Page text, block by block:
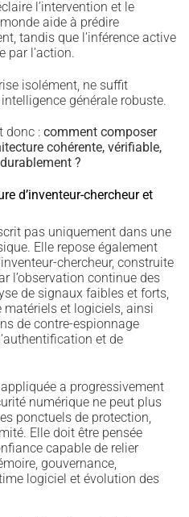
l’intervention et le
aide à prédire
tandis que l’inférence active
par l’action.
isolément, ne suffit
générale robuste.
donc : comment composer
cohérente, vérifiable,
?
d’inventeur-chercheur et
pas uniquement dans une
Elle repose également
chercheur, construite
l’observation continue des
de signaux faibles et forts,
matériels et logiciels, ainsi
de contre-espionnage
et de
a progressivement
numérique ne peut plus
ponctuels de protection,
Elle doit être pensée
capable de relier
gouvernance,
logiciel et évolution des